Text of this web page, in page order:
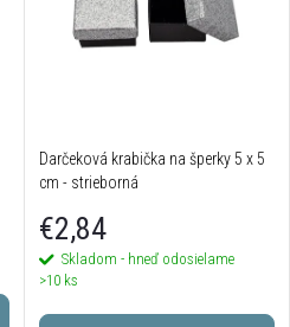
Darčeková krabička na šperky 5 x 5
cm - strieborná
€2,84
Skladom - hneď odosielame
>10 ks